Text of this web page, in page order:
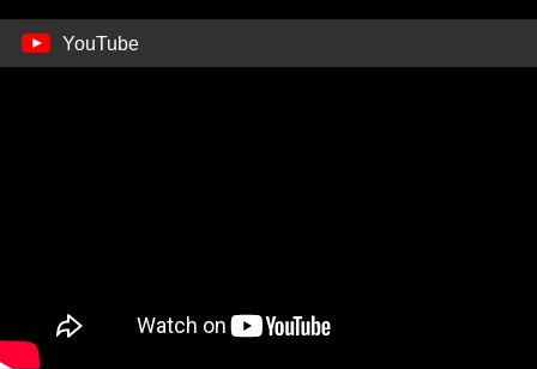
YouTube